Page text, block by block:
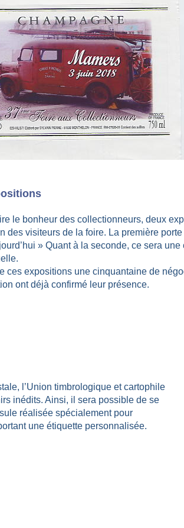
le bonheur des collectionneurs, deux
des visiteurs de la foire. La première
» Quant à la seconde, ce sera une
ces expositions une cinquantaine de
ont déjà confirmé leur présence.
l’Union timbrologique et cartophile
inédits. Ainsi, il sera possible de se
réalisée spécialement pour
une étiquette personnalisée.